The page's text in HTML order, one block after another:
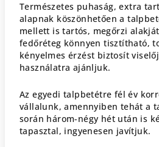
Természetes puhaság, extra
alapnak köszönhetően a
mellett is tartós, megőrzi
fedőréteg könnyen tisztítható,
kényelmes érzést biztosít
használatra ajánljuk.
Az egyedi talpbetétre fél év
vállalunk, amennyiben tehát a
során három-négy hét után is
tapasztal, ingyenesen javítjuk.